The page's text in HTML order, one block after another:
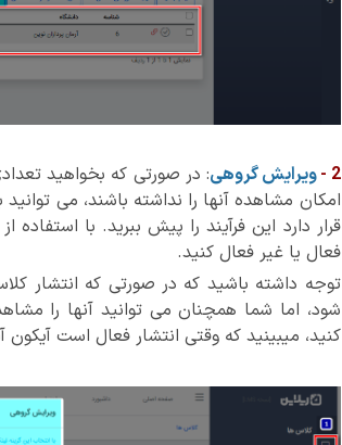
2 - ویرایش گروهی: در صورتی که بخواهید
امکان مشاهده آنها را نداشته باشند، می
قرار دارد این فرآیند را پیش ببرید. با
فعال یا غیر فعال کنید.
توجه داشته باشید که در صورتی که انتشار
شود، اما شما همچنان می توانید آنها را
کنید، میبینید که وقتی انتشار فعال است